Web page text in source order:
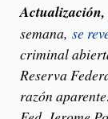
Actualización,
semana, se
criminal
Reserva
razón